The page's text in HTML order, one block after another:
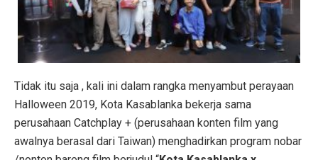
Tidak itu saja , kali ini dalam rangka menyambut perayaan
Halloween 2019, Kota Kasablanka bekerja sama
perusahaan Catchplay + (perusahaan konten film yang
awalnya berasal dari Taiwan) menghadirkan program nobar